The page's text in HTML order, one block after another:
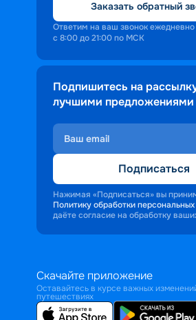
Заказать обратный
Ответим на ваш звонок ежедневно
с 8:00 до 21:00 по МСК
Подпишитесь на
лучшими предложениями
Подписаться
Нажимая «Подписаться» вы
Политику обработки
даёте согласие на обработку
Скачайте приложение
Оставайтесь в курсе важных
путешествиях